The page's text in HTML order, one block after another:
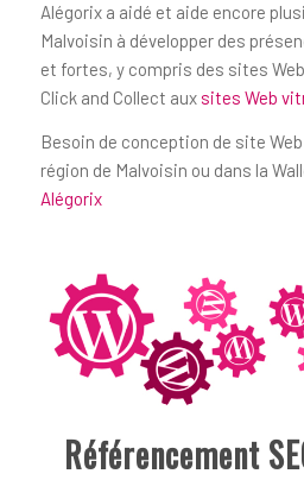
Alégorix a aidé et aide encore
Malvoisin à développer des
et fortes, y compris des sites Web
Click and Collect aux sites Web
Besoin de conception de site
région de Malvoisin ou dans la
Alégorix
Référencement